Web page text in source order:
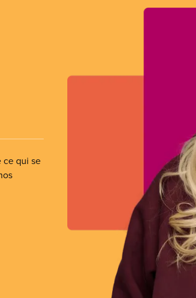
ce qui se